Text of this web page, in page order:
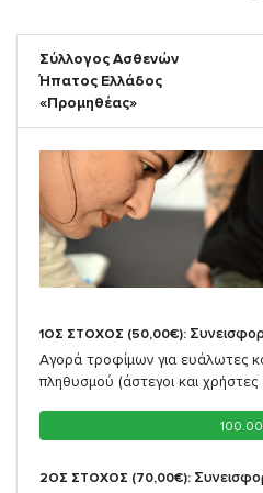
Σύλλογος Ασθενών
Ήπατος Ελλάδος
«Προμηθέας»
1ΟΣ ΣΤΟΧΟΣ (50,00€):
Αγορά τροφίμων για ευάλωτες
πληθυσμού (άστεγοι και
2ΟΣ ΣΤΟΧΟΣ (70,00€):